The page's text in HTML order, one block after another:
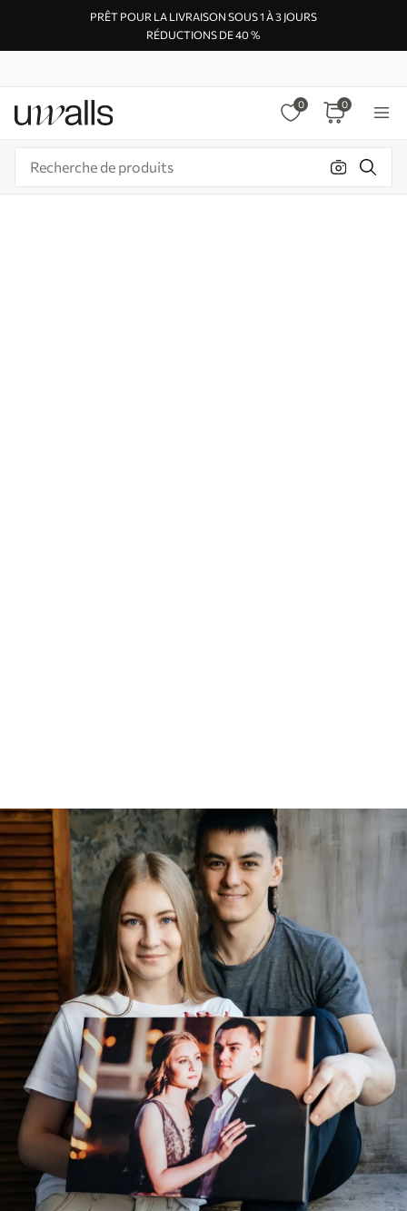
PRÊT POUR LA LIVRAISON SOUS 1 À 3 JOURS
RÉDUCTIONS DE 40 %
0 0